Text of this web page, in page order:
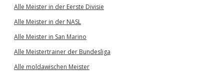
Alle Meister in der Eerste Divisie
Alle Meister in der NASL
Alle Meister in San Marino
Alle Meistertrainer der Bundesliga
Alle moldawischen Meister